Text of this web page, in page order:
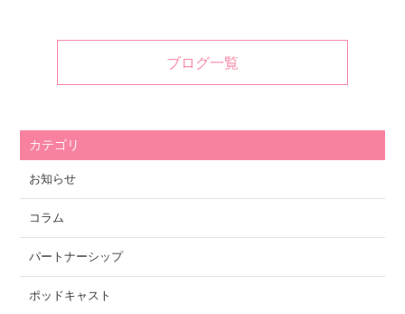
ブログ一覧
カテゴリ
お知らせ
コラム
パートナーシップ
ポッドキャスト